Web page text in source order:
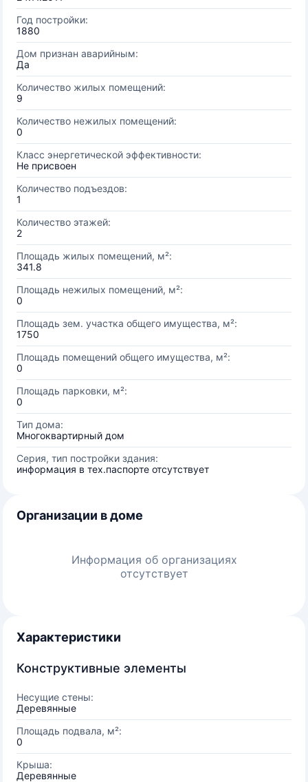
Год постройки:
1880
Дом признан аварийным:
Да
Количество жилых помещений:
9
Количество нежилых помещений:
0
Класс энергетической эффективности:
Не присвоен
Количество подъездов:
1
Количество этажей:
2
Площадь жилых помещений, м²:
341.8
Площадь нежилых помещений, м²:
0
Площадь зем. участка общего имущества, м²:
1750
Площадь помещений общего имущества, м²:
0
Площадь парковки, м²:
0
Тип дома:
Многоквартирный дом
Серия, тип постройки здания:
информация в тех.паспорте отсутствует
Организации в доме
Информация об организациях
отсутствует
Характеристики
Конструктивные элементы
Несущие стены:
Деревянные
Площадь подвала, м²:
0
Крыша:
Деревянные